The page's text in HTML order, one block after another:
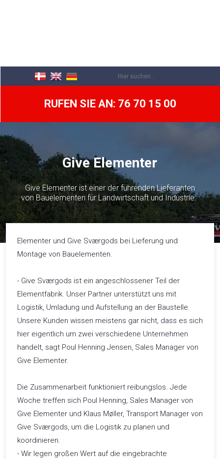
RUFEN SIE AN: 76 70 15 00
​Give Elementer
Give Elementer ist einer der führenden Lieferanten
von Bauelementen für Landwirtschaft und Industrie.
Elementer und Give Sværgods bei Lieferung und
Montage von Bauelementen.
- Give Sværgods ist ein angeschlossener Teil der
Elementfabrik. Unser Partner unterstützt uns mit
Logistik, Umladung und Aufstellung an der Baustelle.
Unsere Kunden wissen meistens gar nicht, dass es sich
hier eigentlich um zwei verschiedene Unternehmen
handelt, sagt Poul Henning Jensen, Sales Manager von
Give Elementer.
Die Zusammenarbeit funktioniert reibungslos. Jede
Woche treffen sich Poul Henning, Sales Manager von
Give Elementer und Klaus Møller, Transport Manager von
Give Sværgods, um die Logistik zu planen und
koordinieren.
- Wir legen großen Wert auf die eingebrachte